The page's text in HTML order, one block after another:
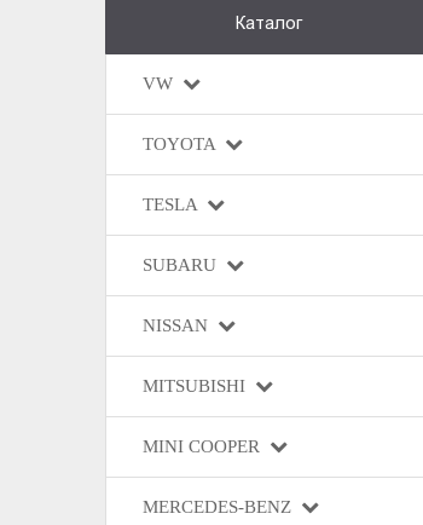
Каталог
VW
TOYOTA
TESLA
SUBARU
NISSAN
MITSUBISHI
MINI COOPER
MERCEDES-BENZ